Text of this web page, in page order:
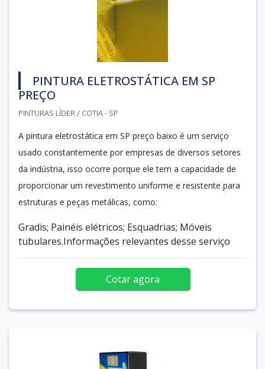
PINTURA ELETROSTÁTICA EM SP
PREÇO
PINTURAS LÍDER / COTIA - SP
A pintura eletrostática em SP preço baixo é um serviço
usado constantemente por empresas de diversos setores
da indústria, isso ocorre porque ele tem a capacidade de
proporcionar um revestimento uniforme e resistente para
estruturas e peças metálicas, como:
Gradis; Painéis elétricos; Esquadrias; Móveis
tubulares.Informações relevantes desse serviço
Cotar agora